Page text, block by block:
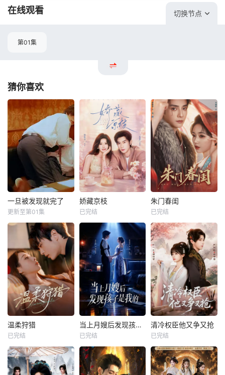
在线观看 切换节点
第01集
猜你喜欢
一旦被发现就完了
更新至第01集
娇藏京枝
已完结
朱门春闺
已完结
温柔狩猎
已完结
当上月嫂后发现孩子是我的
已完结
清冷权臣他又争又抢
已完结